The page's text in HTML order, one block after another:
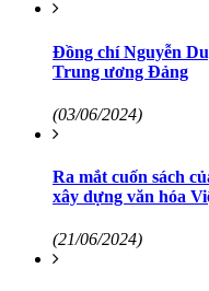
Đồng chí Nguyễn
Trung ương Đảng
(03/06/2024)
Ra mắt cuốn sách
xây dựng văn hóa
(21/06/2024)